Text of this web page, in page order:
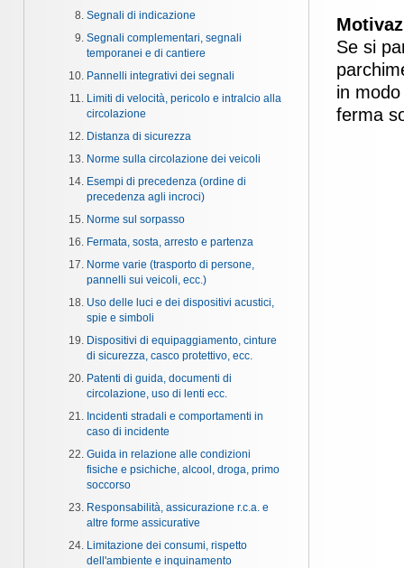
Segnali di indicazione
Segnali complementari, segnali
temporanei e di cantiere
Pannelli integrativi dei segnali
Limiti di velocità, pericolo e intralcio alla
circolazione
Distanza di sicurezza
Norme sulla circolazione dei veicoli
Esempi di precedenza (ordine di
precedenza agli incroci)
Norme sul sorpasso
Fermata, sosta, arresto e partenza
Norme varie (trasporto di persone,
pannelli sui veicoli, ecc.)
Uso delle luci e dei dispositivi acustici,
spie e simboli
Dispositivi di equipaggiamento, cinture
di sicurezza, casco protettivo, ecc.
Patenti di guida, documenti di
circolazione, uso di lenti ecc.
Incidenti stradali e comportamenti in
caso di incidente
Guida in relazione alle condizioni
fisiche e psichiche, alcool, droga, primo
soccorso
Responsabilità, assicurazione r.c.a. e
altre forme assicurative
Limitazione dei consumi, rispetto
dell'ambiente e inquinamento
Se si
in
ferma